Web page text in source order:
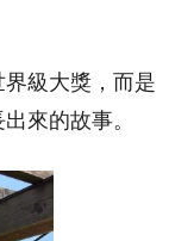
級大獎，而是
來的故事。